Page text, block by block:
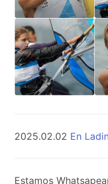
2025.02.02 En
Estamos